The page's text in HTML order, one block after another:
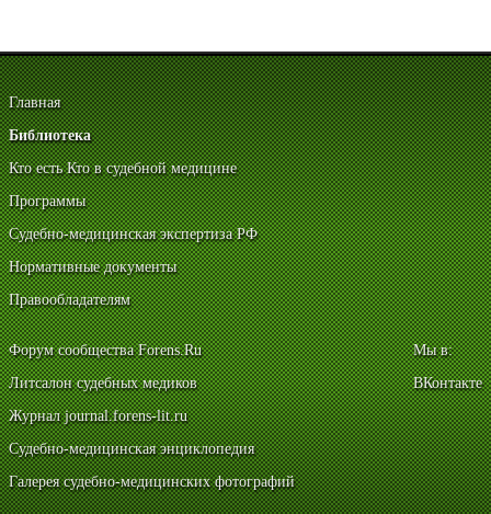
Главная
Библиотека
Кто есть Кто в судебной медицине
Программы
Судебно-медицинская экспертиза РФ
Нормативные документы
Правообладателям
Форум сообщества Forens.Ru
Литсалон судебных медиков
Журнал journal.forens-lit.ru
Судебно-медицинская энциклопедия
Галерея судебно-медицинских фотографий
Мы в:
ВКонтакте